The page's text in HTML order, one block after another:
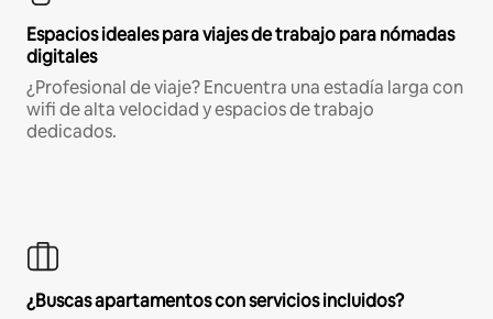
Espacios ideales para viajes de trabajo para nómadas
digitales
¿Profesional de viaje? Encuentra una estadía larga con
wifi de alta velocidad y espacios de trabajo
dedicados.
¿Buscas apartamentos con servicios incluidos?